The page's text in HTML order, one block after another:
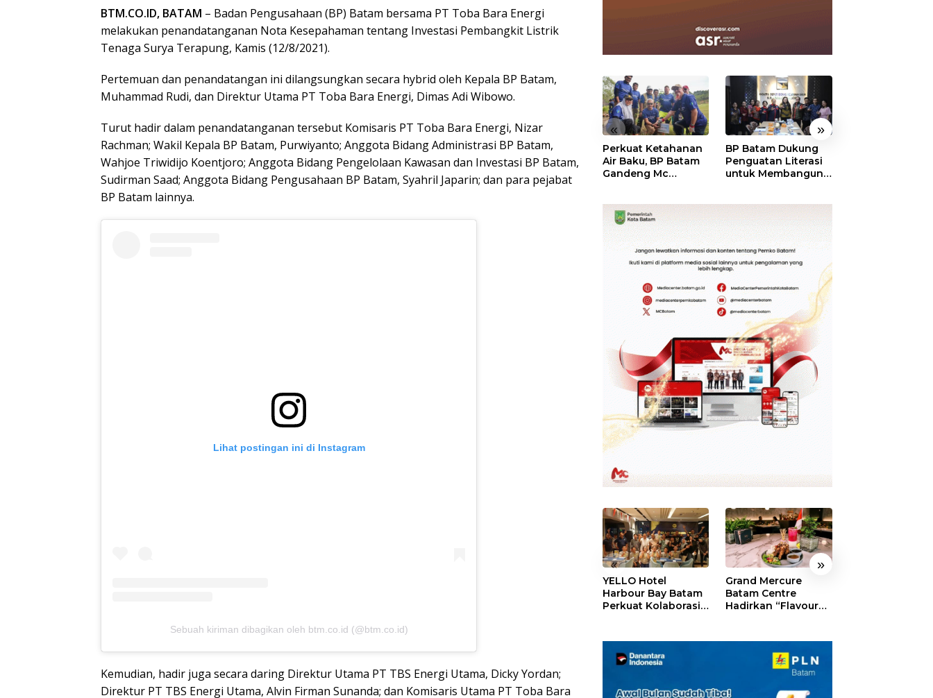
BTM.CO.ID, BATAM – Badan Pengusahaan (BP) Batam bersama PT Toba Bara Energi
melakukan penandatanganan Nota Kesepahaman tentang Investasi Pembangkit Listrik
Tenaga Surya Terapung, Kamis (12/8/2021).
Pertemuan dan penandatangan ini dilangsungkan secara hybrid oleh Kepala BP Batam,
Muhammad Rudi, dan Direktur Utama PT Toba Bara Energi, Dimas Adi Wibowo.
Turut hadir dalam penandatanganan tersebut Komisaris PT Toba Bara Energi, Nizar
Rachman; Wakil Kepala BP Batam, Purwiyanto; Anggota Bidang Administrasi BP Batam,
Wahjoe Triwidijo Koentjoro; Anggota Bidang Pengelolaan Kawasan dan Investasi BP Batam,
Sudirman Saad; Anggota Bidang Pengusahaan BP Batam, Syahril Japarin; dan para pejabat
BP Batam lainnya.
Lihat postingan ini di Instagram
Sebuah kiriman dibagikan oleh btm.co.id (@btm.co.id)
Kemudian, hadir juga secara daring Direktur Utama PT TBS Energi Utama, Dicky Yordan;
Direktur PT TBS Energi Utama, Alvin Firman Sunanda; dan Komisaris Utama PT Toba Bara
« »
Perkuat Ketahanan
Air Baku, BP Batam
Gandeng Mc
Bendungan Sei
Nongsa
BP Batam Dukung
Penguatan Literasi
untuk Membangun
Generasi Masa
Depan
« »
YELLO Hotel
Harbour Bay Batam
Perkuat Kolaborasi
Connect
Grand Mercure
Batam Centre
Hadirkan “Flavours
dengan Cita Rasa
Kuliner Indonesia